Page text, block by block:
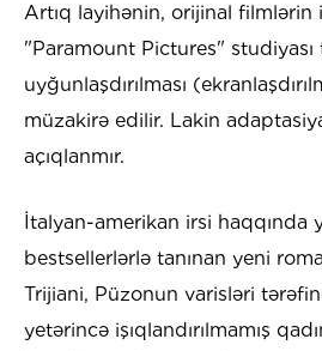
Artıq layihənin, orijinal filmlərin
"Paramount Pictures"
uyğunlaşdırılması
müzakirə edilir. Lakin
açıqlanmır.
İtalyan-amerikan irsi haqqında
bestsellerlərlə tanınan yeni
Trijiani, Püzonun varisləri
yetərincə işıqlandırılmamış